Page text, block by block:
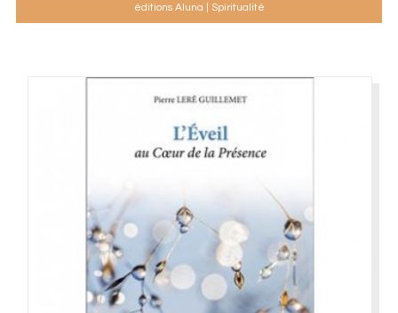
éditions Aluna | Spiritualité